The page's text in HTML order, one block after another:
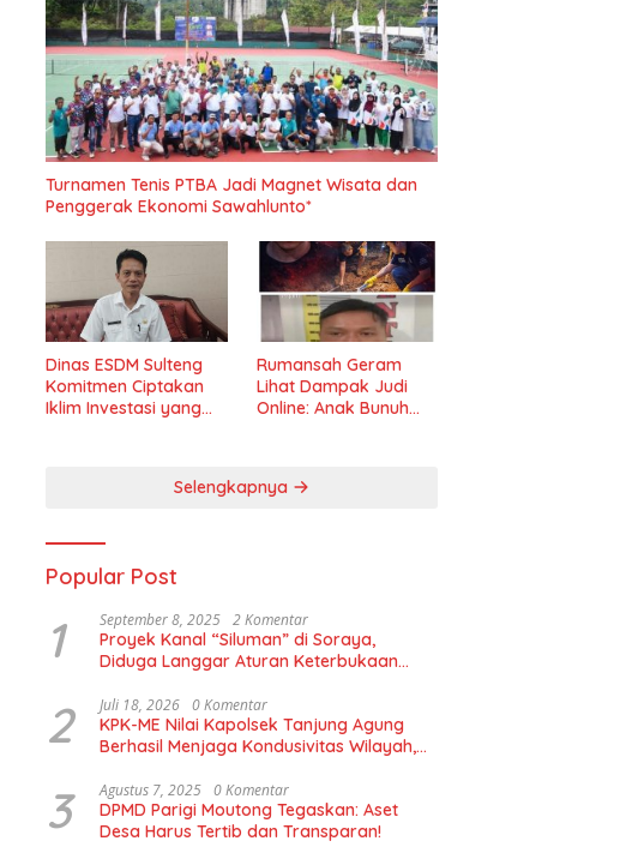
Turnamen Tenis PTBA Jadi Magnet Wisata dan
Penggerak Ekonomi Sawahlunto*
Dinas ESDM Sulteng
Komitmen Ciptakan
Iklim Investasi yang
Rumansah Geram
Lihat Dampak Judi
Online: Anak Bunuh
Selengkapnya
Popular Post
1 September 8, 2025 2 Komentar
Proyek Kanal “Siluman” di Soraya,
Diduga Langgar Aturan Keterbukaan
2 Juli 18, 2026 0 Komentar
KPK-ME Nilai Kapolsek Tanjung Agung
Berhasil Menjaga Kondusivitas Wilayah,
Langsung
3 Agustus 7, 2025 0 Komentar
DPMD Parigi Moutong Tegaskan: Aset
Desa Harus Tertib dan Transparan!